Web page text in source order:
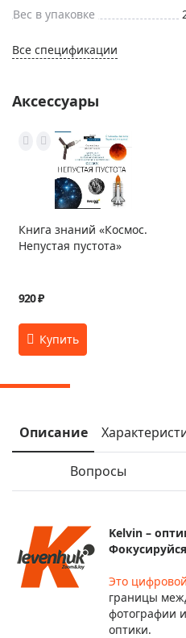
Вес в упаковке
Все спецификации
Аксессуары
Книга знаний «Космос.
Непустая пустота»
920 ₽
Описание
Вопросы
Kelvin –
Это
границы
фотографии
оптики.